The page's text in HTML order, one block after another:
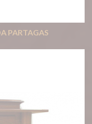
PARTAGAS